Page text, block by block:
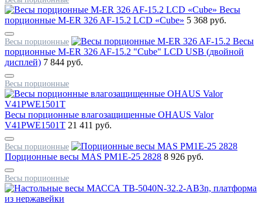
Весы
порционные M-ER 326 AF-15.2 LCD «Cube» 5 368 руб.
Весы порционные
Весы
порционные M-ER 326 AF-15.2 "Cube" LCD USB (двойной
дисплей) 7 844 руб.
Весы порционные
Весы порционные влагозащищенные OHAUS Valor
V41PWE1501T 21 411 руб.
Весы порционные
Порционные весы MAS PM1E-25 2828 8 926 руб.
Весы порционные